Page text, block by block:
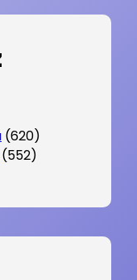
(620)
(552)